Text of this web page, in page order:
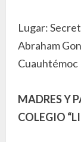
Lugar:
Abraham
Cuauhtémoc
MADRES Y
COLEGIO